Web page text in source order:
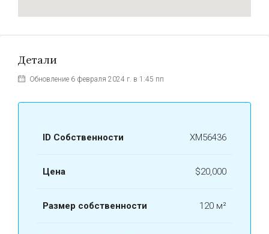
Детали
Обновление 6 февраля 2024 г. в 1:45 пп
ID Собственности ХМ56436
Цена $20,000
Размер собственности 120 м²